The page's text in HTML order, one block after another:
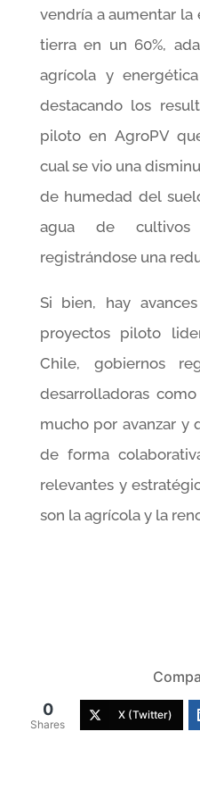
vendría a aumentar la
tierra en un 60%,
agrícola y
destacando los
piloto en AgroPV
cual se vio una
de humedad del
agua de cultivos
registrándose una
Si bien, hay
proyectos piloto
Chile, gobiernos
desarrolladoras
mucho por avanzar y
de forma
relevantes y
son la agrícola y la
0
Shares
X (Twitter)